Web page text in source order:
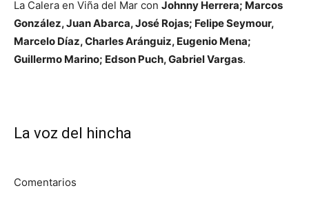
La Calera en Viña del Mar con Johnny Herrera; Marcos
González, Juan Abarca, José Rojas; Felipe Seymour,
Marcelo Díaz, Charles Aránguiz, Eugenio Mena;
Guillermo Marino; Edson Puch, Gabriel Vargas.
La voz del hincha
Comentarios